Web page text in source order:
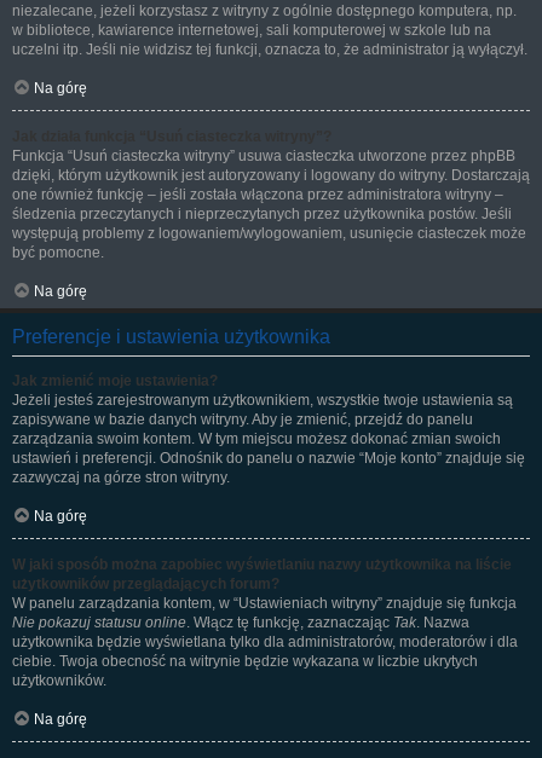
niezalecane, jeżeli korzystasz z witryny z ogólnie dostępnego komputera, np.
w bibliotece, kawiarence internetowej, sali komputerowej w szkole lub na
uczelni itp. Jeśli nie widzisz tej funkcji, oznacza to, że administrator ją wyłączył.
Na górę
Funkcja “Usuń ciasteczka witryny” usuwa ciasteczka utworzone przez phpBB
dzięki, którym użytkownik jest autoryzowany i logowany do witryny. Dostarczają
one również funkcję – jeśli została włączona przez administratora witryny –
śledzenia przeczytanych i nieprzeczytanych przez użytkownika postów. Jeśli
występują problemy z logowaniem/wylogowaniem, usunięcie ciasteczek może
być pomocne.
Na górę
Preferencje i ustawienia użytkownika
Jak zmienić moje ustawienia?
Jeżeli jesteś zarejestrowanym użytkownikiem, wszystkie twoje ustawienia są
zapisywane w bazie danych witryny. Aby je zmienić, przejdź do panelu
zarządzania swoim kontem. W tym miejscu możesz dokonać zmian swoich
ustawień i preferencji. Odnośnik do panelu o nazwie “Moje konto” znajduje się
zazwyczaj na górze stron witryny.
Na górę
W jaki sposób można zapobiec wyświetlaniu nazwy użytkownika na liście
użytkowników przeglądających forum?
W panelu zarządzania kontem, w “Ustawieniach witryny” znajduje się funkcja
Nie pokazuj statusu online. Włącz tę funkcję, zaznaczając Tak. Nazwa
użytkownika będzie wyświetlana tylko dla administratorów, moderatorów i dla
ciebie. Twoja obecność na witrynie będzie wykazana w liczbie ukrytych
użytkowników.
Na górę